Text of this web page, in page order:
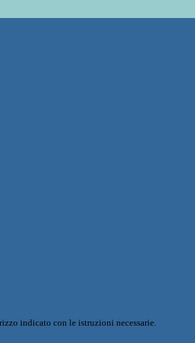
indicato con le istruzioni necessarie.